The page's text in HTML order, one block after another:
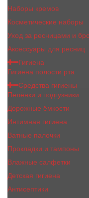
Наборы кремов
Косметические наборы
Уход за ресницами и
Аксессуары для ресниц
Гигиена
Гигиена полости рта
Средства гигиены
Пелёнки и подгузники
Дорожные ёмкости
Интимная гигиена
Ватные палочки
Прокладки и тампоны
Влажные салфетки
Детская гигиена
Антисептики